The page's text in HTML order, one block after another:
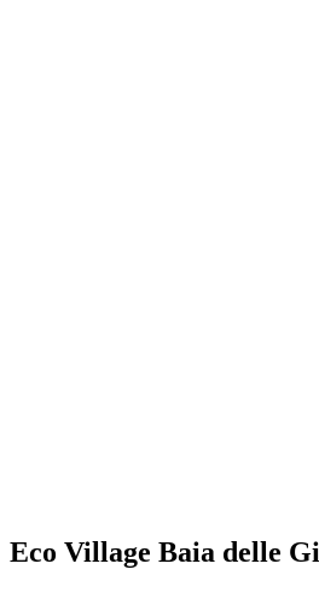
Eco Village Baia delle